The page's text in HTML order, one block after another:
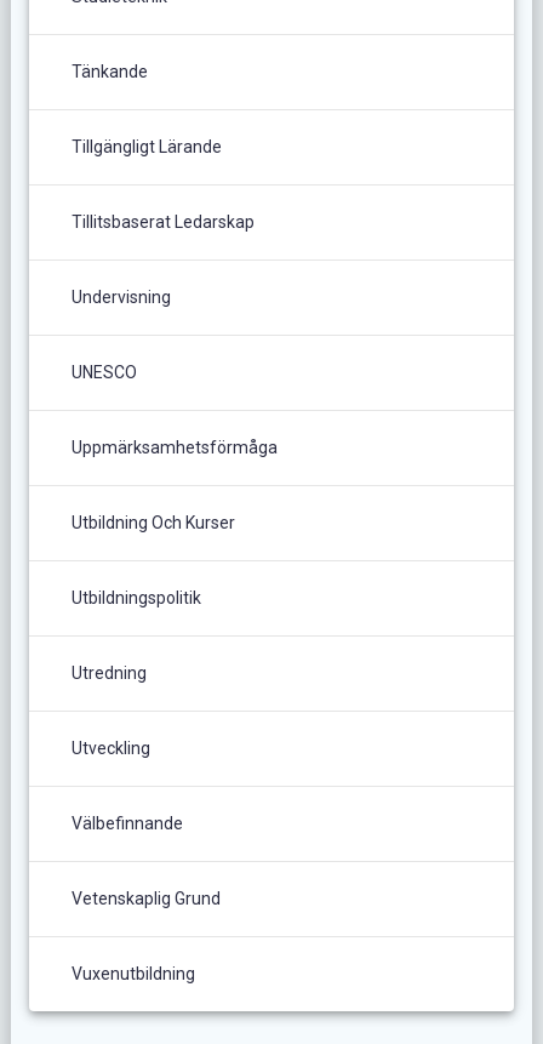
Tänkande
Tillgängligt Lärande
Tillitsbaserat Ledarskap
Undervisning
UNESCO
Uppmärksamhetsförmåga
Utbildning Och Kurser
Utbildningspolitik
Utredning
Utveckling
Välbefinnande
Vetenskaplig Grund
Vuxenutbildning